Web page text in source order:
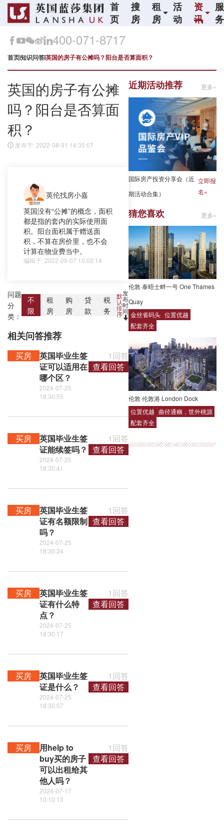
首
页
搜
房
租
房
活
动
资
讯
服
务
400-071-8717
首页知识问答英国的房子有公摊吗？阳台是否算面积？
英国的房子有公摊
吗？阳台是否算面
积？
发布于: 2022-08-31 14:35:07
英伦找房小嘉
英国没有“公摊”的概念，面积
都是指的套内的实际使用面
积。阳台面积属于赠送面
积，不算在房价里，也不会
计算在物业费当中。
编辑于: 2022-09-07 10:02:14
问题
分
类：
不
限
租
房
购
房
贷
款
税
务
默
认
排
序
发
布
时
间
相关问答推荐
买房
英国毕业生签
证可以适用在
哪个区？
2024-07-25
18:30:55
1回答
查看回答
买房
英国毕业生签
证能续签吗？
2024-07-25
18:30:41
1回答
查看回答
买房
英国毕业生签
证有名额限制
吗？
2024-07-25
18:30:34
1回答
查看回答
买房
英国毕业生签
证有什么特
点？
2024-07-25
18:30:17
1回答
查看回答
买房
英国毕业生签
证是什么？
2024-07-25
18:30:07
1回答
查看回答
买房
用help to
buy买的房子
可以出租给其
他人吗？
2024-07-17
10:10:13
1回答
查看回答
近期活动推荐 更多»
国际房产投资分享会（近
期活动合集）
立即报
名»
猜您喜欢 更多»
伦敦·泰晤士畔一号 One Thames
Quay
金丝雀码头 位置优越
配套齐全
伦敦·伦敦港 London Dock
位置优越 曲径通幽，世外桃源
配套齐全